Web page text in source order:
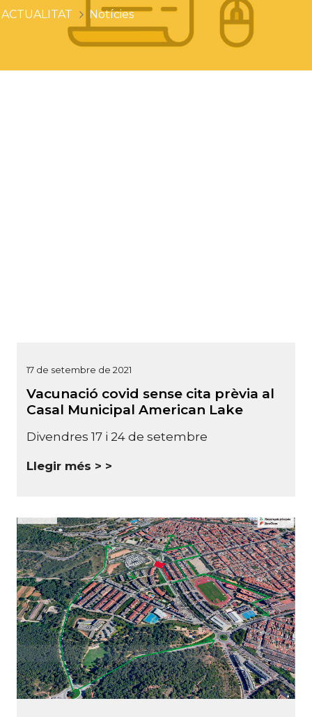
ACTUALITAT Notícies
17 de setembre de 2021
Vacunació covid sense cita prèvia al
Casal Municipal American Lake
Divendres 17 i 24 de setembre
Llegir més >